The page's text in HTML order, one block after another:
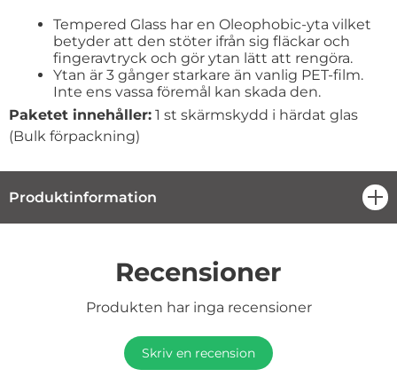
Tempered Glass har en Oleophobic-yta vilket
betyder att den stöter ifrån sig fläckar och
fingeravtryck och gör ytan lätt att rengöra.
Ytan är 3 gånger starkare än vanlig PET-film.
Inte ens vassa föremål kan skada den.
Paketet innehåller: 1 st skärmskydd i härdat glas
(Bulk förpackning)
Produktinformation
Recensioner
Produkten har inga recensioner
Skriv en recension